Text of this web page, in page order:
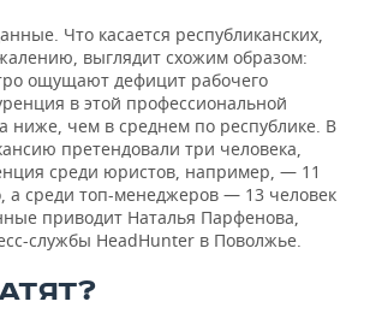
Что касается республиканских,
выглядит схожим образом:
ощущают дефицит рабочего
в этой профессиональной
ниже, чем в среднем по республике. В
претендовали три человека,
среди юристов, например, — 11
а среди топ-менеджеров — 13 человек
приводит Наталья Парфенова,
службы HeadHunter в Поволжье.